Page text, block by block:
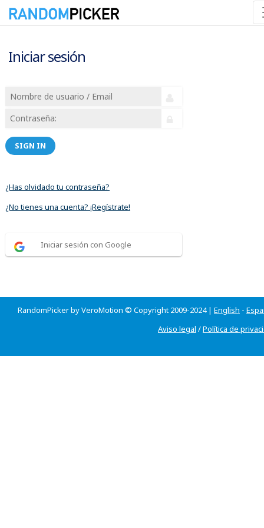
Iniciar sesión
SIGN IN
¿Has olvidado tu contraseña?
¿No tienes una cuenta? ¡Regístrate!
Iniciar sesión con Google
RandomPicker by VeroMotion © Copyright 2009-2024 | English -
Aviso legal /Política de